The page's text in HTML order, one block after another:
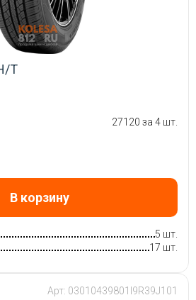
T
27120 за 4 шт.
В корзину
5 шт.
17 шт.
Арт: 03010439801I9R39J101